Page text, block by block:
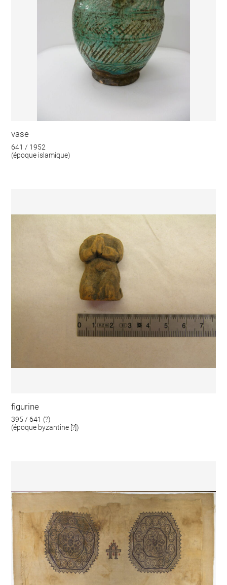
vase
641 / 1952
(époque islamique)
figurine
395 / 641 (?)
(époque byzantine [?])